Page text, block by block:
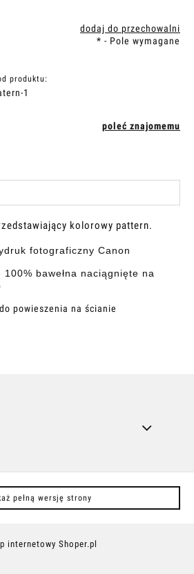
dodaj do przechowalni
* - Pole wymagane
produktu:
1
poleć znajomemu
kolorowy pattern.
fotograficzny Canon
bawełna naciągnięte na
powieszenia na ścianie
pełną wersję strony
internetowy Shoper.pl